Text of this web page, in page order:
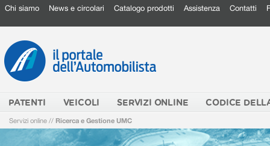
Chi siamo News e circolari Catalogo prodotti Assistenza Contatti
PATENTI VEICOLI SERVIZI ONLINE CODICE
Servizi online // Ricerca e Gestione UMC